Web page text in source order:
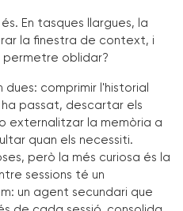
En tasques llargues, la
la finestra de context, i
permetre oblidar?
dues: comprimir l'historial
passat, descartar els
externalitzar la memòria a
quan els necessiti.
però la més curiosa és la
sessions té un
un agent secundari que